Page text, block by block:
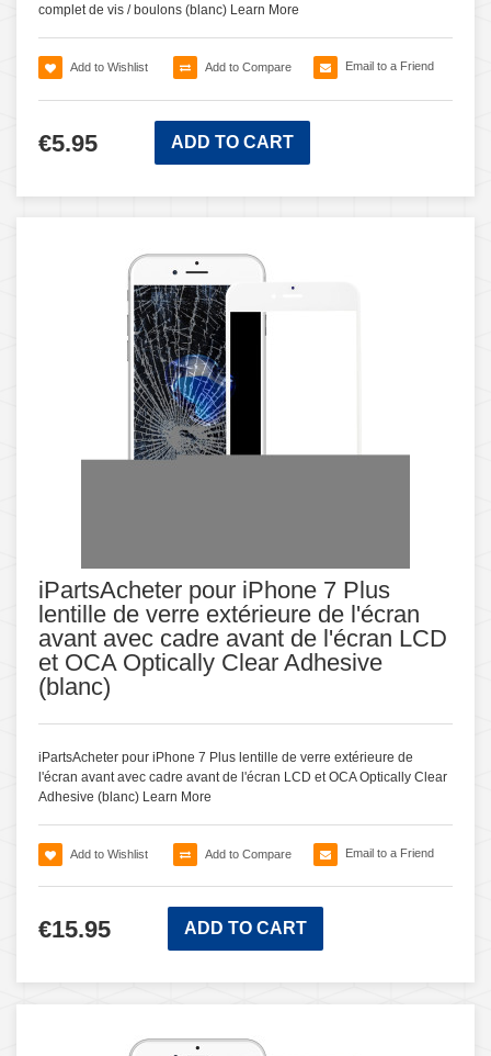
complet de vis / boulons (blanc) Learn More
Add to Wishlist Add to Compare Email to a Friend
€5.95 ADD TO CART
iPartsAcheter pour iPhone 7 Plus
lentille de verre extérieure de l'écran
avant avec cadre avant de l'écran LCD
et OCA Optically Clear Adhesive
(blanc)
iPartsAcheter pour iPhone 7 Plus lentille de verre extérieure de
l'écran avant avec cadre avant de l'écran LCD et OCA Optically Clear
Adhesive (blanc) Learn More
Add to Wishlist Add to Compare Email to a Friend
€15.95 ADD TO CART